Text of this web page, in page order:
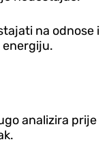
na odnose i
energiju.
analizira prije